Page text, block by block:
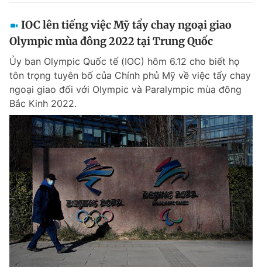
IOC lên tiếng việc Mỹ tẩy chay ngoại giao
Olympic mùa đông 2022 tại Trung Quốc
Ủy ban Olympic Quốc tế (IOC) hôm 6.12 cho biết họ
tôn trọng tuyên bố của Chính phủ Mỹ về việc tẩy chay
ngoại giao đối với Olympic và Paralympic mùa đông
Bắc Kinh 2022.